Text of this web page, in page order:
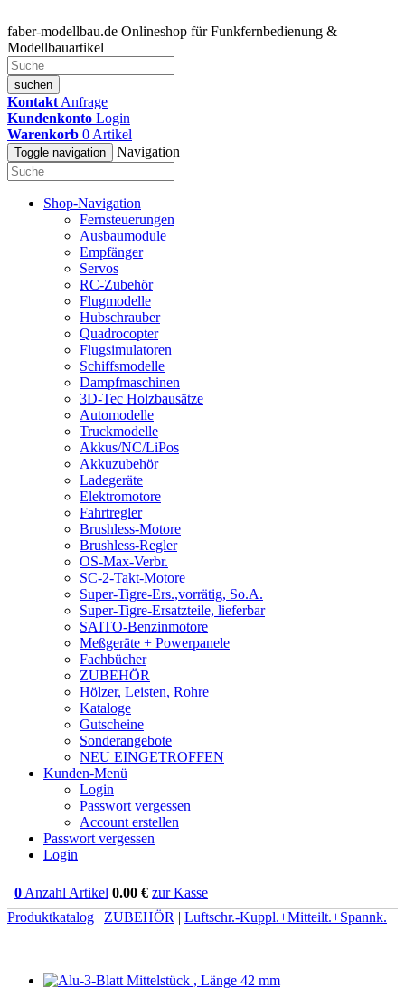
faber-modellbau.de Onlineshop für Funkfernbedienung &
Modellbauartikel
suchen
Kontakt Anfrage
Kundenkonto Login
Warenkorb 0 Artikel
Toggle navigation Navigation
Shop-Navigation
Fernsteuerungen
Ausbaumodule
Empfänger
Servos
RC-Zubehör
Flugmodelle
Hubschrauber
Quadrocopter
Flugsimulatoren
Schiffsmodelle
Dampfmaschinen
3D-Tec Holzbausätze
Automodelle
Truckmodelle
Akkus/NC/LiPos
Akkuzubehör
Ladegeräte
Elektromotore
Fahrtregler
Brushless-Motore
Brushless-Regler
OS-Max-Verbr.
SC-2-Takt-Motore
Super-Tigre-Ers.,vorrätig, So.A.
Super-Tigre-Ersatzteile, lieferbar
SAITO-Benzinmotore
Meßgeräte + Powerpanele
Fachbücher
ZUBEHÖR
Hölzer, Leisten, Rohre
Kataloge
Gutscheine
Sonderangebote
NEU EINGETROFFEN
Kunden-Menü
Login
Passwort vergessen
Account erstellen
Passwort vergessen
Login
0 Anzahl Artikel 0.00 € zur Kasse
Produktkatalog | ZUBEHÖR | Luftschr.-Kuppl.+Mitteilt.+Spannk.